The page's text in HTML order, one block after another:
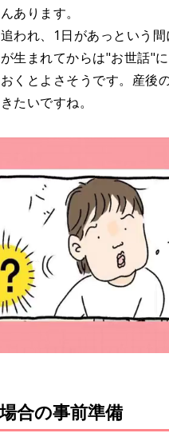
あります。
われ、1日があっという
生まれてからは"お世話"
くとよさそうです。産後
たいですね。
合の事前準備